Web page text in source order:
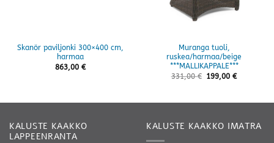
Skanör paviljonki 300×400 cm,
harmaa
863,00 €
Muranga tuoli,
ruskea/harmaa/beige
***MALLIKAPPALE***
331,00€ 199,00€
KALUSTE KAAKKO
LAPPEENRANTA
KALUSTE KAAKKO IMATRA